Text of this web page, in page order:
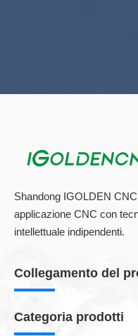
Shandong IGOLDEN
applicazione CNC con
intellettuale indipendenti.
Collegamento del
Categoria prodotti